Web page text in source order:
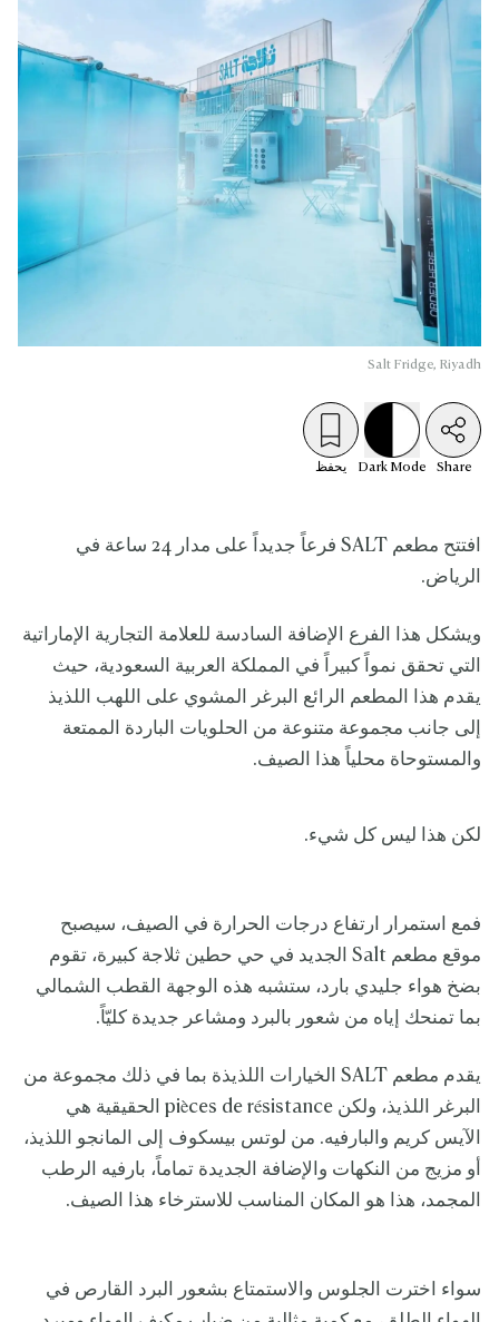
Salt Fridge, Riyadh
Share
Dark Mode يحفظ
افتتح مطعم SALT فرعاً جديداً على مدار 24 ساعة في
الرياض.
ويشكل هذا الفرع الإضافة السادسة للعلامة التجارية الإماراتية
التي تحقق نمواً كبيراً في المملكة العربية السعودية، حيث
يقدم هذا المطعم الرائع البرغر المشوي على اللهب اللذيذ
إلى جانب مجموعة متنوعة من الحلويات الباردة الممتعة
والمستوحاة محلياً هذا الصيف.
لكن هذا ليس كل شيء.
فمع استمرار ارتفاع درجات الحرارة في الصيف، سيصبح
موقع مطعم Salt الجديد في حي حطين ثلاجة كبيرة، تقوم
بضخ هواء جليدي بارد، ستشبه هذه الوجهة القطب الشمالي
بما تمنحك إياه من شعور بالبرد ومشاعر جديدة كليّاً.
يقدم مطعم SALT الخيارات اللذيذة بما في ذلك مجموعة من
البرغر اللذيذ، ولكن pièces de résistance الحقيقية هي
الآيس كريم والبارفيه. من لوتس بيسكوف إلى المانجو اللذيذ،
أو مزيج من النكهات والإضافة الجديدة تماماً، بارفيه الرطب
المجمد، هذا هو المكان المناسب للاسترخاء هذا الصيف.
سواء اخترت الجلوس والاستمتاع بشعور البرد القارص في